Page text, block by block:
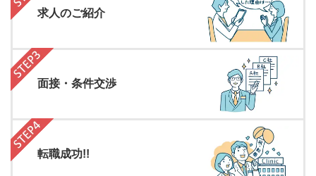
求人のご紹介
面接・条件交渉
転職成功!!